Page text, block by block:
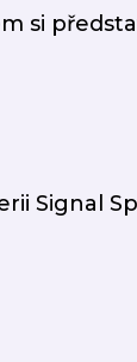
si
Signal